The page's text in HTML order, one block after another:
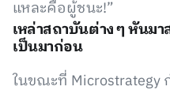
แหละคือผู้ชนะ!”
เหล่าสถาบันต่าง ๆ หันมา
เป็นมาก่อน
ในขณะที่ Microstrategy